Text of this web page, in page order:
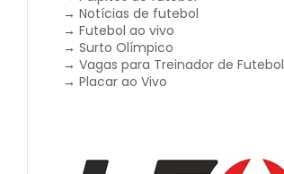
→Notícias de futebol
→Futebol ao vivo
→Surto Olímpico
→Vagas para Treinador de Futebol
→Placar ao Vivo